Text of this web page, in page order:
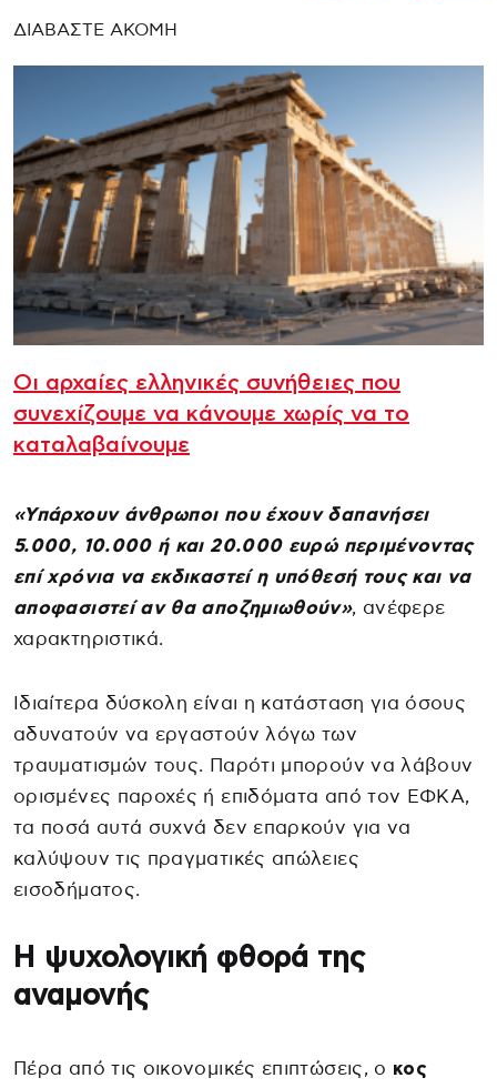
ΔΙΑΒΑΣΤΕ ΑΚΟΜΗ
Οι αρχαίες ελληνικές συνήθειες που
συνεχίζουμε να κάνουμε χωρίς να το
καταλαβαίνουμε
«Υπάρχουν άνθρωποι που έχουν δαπανήσει
5.000, 10.000 ή και 20.000 ευρώ περιμένοντας
επί χρόνια να εκδικαστεί η υπόθεσή τους και να
αποφασιστεί αν θα αποζημιωθούν», ανέφερε
χαρακτηριστικά.
Ιδιαίτερα δύσκολη είναι η κατάσταση για όσους
αδυνατούν να εργαστούν λόγω των
τραυματισμών τους. Παρότι μπορούν να λάβουν
ορισμένες παροχές ή επιδόματα από τον ΕΦΚΑ,
τα ποσά αυτά συχνά δεν επαρκούν για να
καλύψουν τις πραγματικές απώλειες
εισοδήματος.
Η ψυχολογική φθορά της
αναμονής
Πέρα από τις οικονομικές επιπτώσεις, ο κος